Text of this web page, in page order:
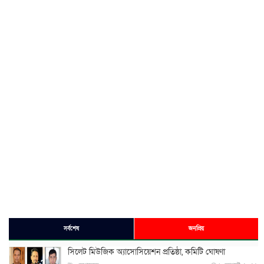
সর্বশেষ জনপ্রিয়
সিলেট মিউজিক অ্যাসোসিয়েশন প্রতিষ্ঠা, কমিটি ঘোষণা